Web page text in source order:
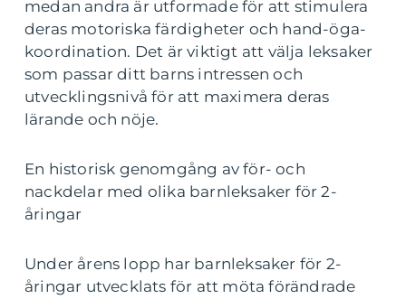
medan andra är utformade för att stimulera
deras motoriska färdigheter och hand-öga-
koordination. Det är viktigt att välja leksaker
som passar ditt barns intressen och
utvecklingsnivå för att maximera deras
lärande och nöje.
En historisk genomgång av för- och
nackdelar med olika barnleksaker för 2-
åringar
Under årens lopp har barnleksaker för 2-
åringar utvecklats för att möta förändrade